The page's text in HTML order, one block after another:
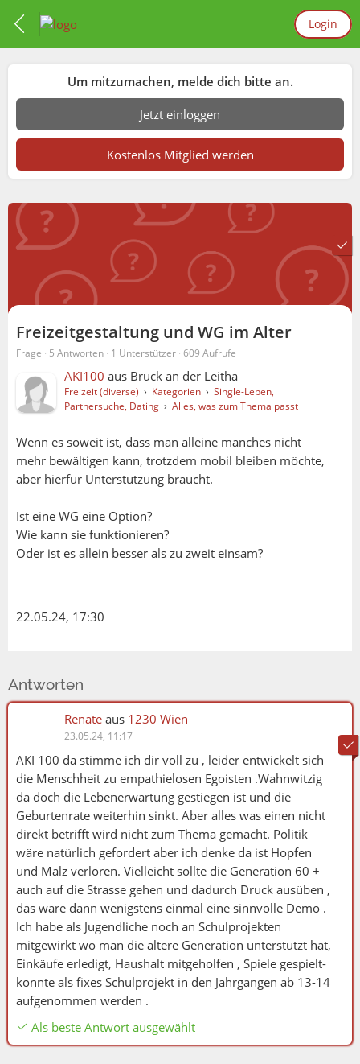
Login
Um mitzumachen, melde dich bitte an.
Jetzt einloggen
Kostenlos Mitglied werden
Freizeitgestaltung und WG im Alter
Frage · 5 Antworten · 1 Unterstützer · 609 Aufrufe
AKI100 aus Bruck an der Leitha
Freizeit (diverse) › Kategorien › Single-Leben,
Partnersuche, Dating › Alles, was zum Thema passt
Wenn es soweit ist, dass man alleine manches nicht
mehr bewältigen kann, trotzdem mobil bleiben möchte,
aber hierfür Unterstützung braucht.
Ist eine WG eine Option?
Wie kann sie funktionieren?
Oder ist es allein besser als zu zweit einsam?
22.05.24, 17:30
Antworten
Renate aus 1230 Wien
23.05.24, 11:17
AKI 100 da stimme ich dir voll zu , leider entwickelt sich
die Menschheit zu empathielosen Egoisten .Wahnwitzig
da doch die Lebenerwartung gestiegen ist und die
Geburtenrate weiterhin sinkt. Aber alles was einen nicht
direkt betrifft wird nicht zum Thema gemacht. Politik
wäre natürlich gefordert aber ich denke da ist Hopfen
und Malz verloren. Vielleicht sollte die Generation 60 +
auch auf die Strasse gehen und dadurch Druck ausüben ,
das wäre dann wenigstens einmal eine sinnvolle Demo .
Ich habe als Jugendliche noch an Schulprojekten
mitgewirkt wo man die ältere Generation unterstützt hat,
Einkäufe erledigt, Haushalt mitgeholfen , Spiele gespielt-
könnte als fixes Schulprojekt in den Jahrgängen ab 13-14
aufgenommen werden .
Als beste Antwort ausgewählt